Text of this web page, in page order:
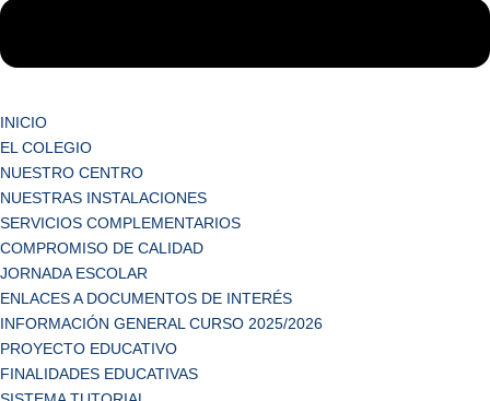
INICIO
EL COLEGIO
NUESTRO CENTRO
NUESTRAS INSTALACIONES
SERVICIOS COMPLEMENTARIOS
COMPROMISO DE CALIDAD
JORNADA ESCOLAR
ENLACES A DOCUMENTOS DE INTERÉS
INFORMACIÓN GENERAL CURSO 2025/2026
PROYECTO EDUCATIVO
FINALIDADES EDUCATIVAS